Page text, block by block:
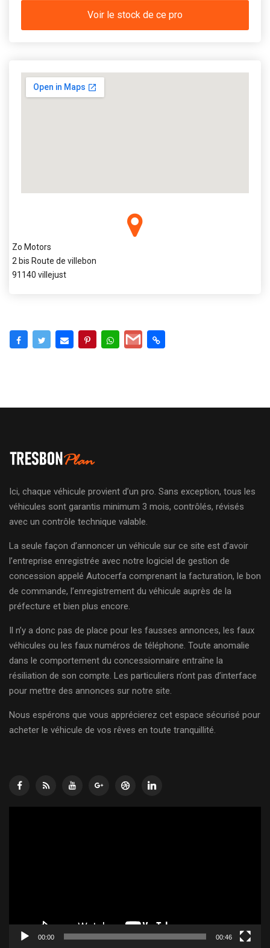
Voir le stock de ce pro
Zo Motors
2 bis Route de villebon
91140 villejust
Ici, chaque véhicule provient d’un pro. Sans exception, tous les
véhicules sont garantis minimum 3 mois, contrôlés, révisés
avec un contrôle technique valable.
La seule façon d’annoncer un véhicule sur ce site est d’avoir
l’entreprise enregistrée avec notre logiciel de gestion de
concession appelé Autocerfa comprenant la facturation, le bon
de commande, l’enregistrement du véhicule auprès de la
préfecture et bien plus encore.
Il n’y a donc pas de place pour les fausses annonces, les faux
véhicules ou les faux numéros de téléphone. Toute anomalie
dans le comportement du concessionnaire entraîne la
résiliation de son compte. Les particuliers n’ont pas d’interface
pour mettre des annonces sur notre site.
Nous espérons que vous apprécierez cet espace sécurisé pour
acheter le véhicule de vos rêves en toute tranquillité.
00:00 00:46